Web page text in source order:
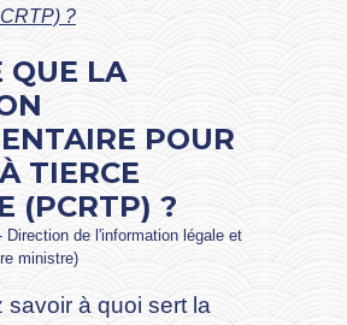
?
QUE LA
POUR
TIERCE
(PCRTP) ?
Direction de l'information légale et
ministre)
savoir à quoi sert la